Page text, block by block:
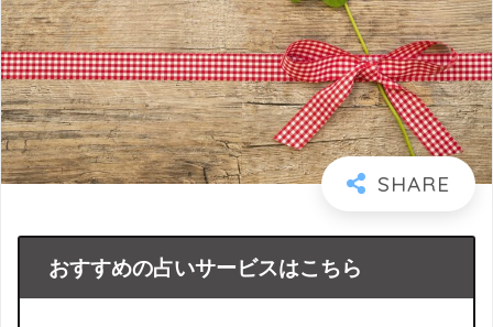
おすすめの占いサービスはこちら